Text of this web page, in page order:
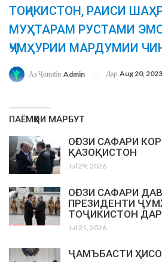
ТОҶИКИСТОН, РАИСИ
МУҲТАРАМ РУСТАМИ
ҶУМҲУРИИ МАРДУМИИ
Аз Ҷониби Admin Дар Aug 20, 2023
ПАЁМҲОИ МАРБУТ
ОҒОЗИ САФАРИ
ҚАЗОҚИСТОН
Jul 29, 2026
ОҒОЗИ САФАРИ
ПРЕЗИДЕНТИ
ТОҶИКИСТОН
Jul 21, 2026
ҶАМЪБАСТИ